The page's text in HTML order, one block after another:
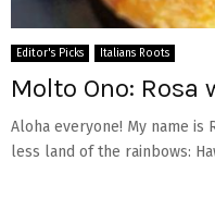
Editor's Picks Italians Roots
Molto Ono: Rosa
Aloha everyone! My name
less land of the rainbows: